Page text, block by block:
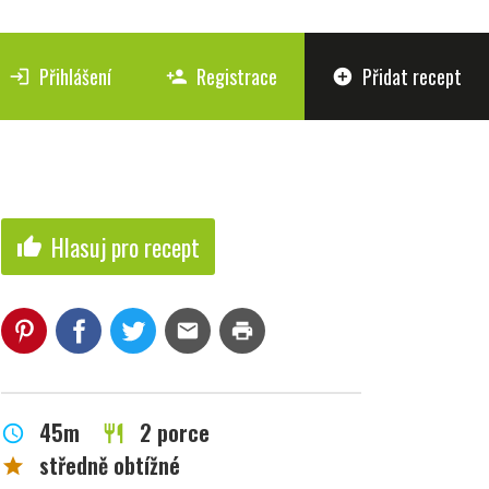
login Přihlášení person_add Registrace add_circle Přidat recept
thumb_up Hlasuj pro recept
mail print
schedule 45m restaurant 2 porce
star středně obtížné